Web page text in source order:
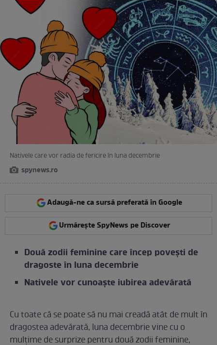
Nativele care vor radia de fericire în luna decembrie
spynews.ro
Adaugă-ne ca sursă preferată în Google
Urmărește SpyNews pe Discover
Două zodii feminine care încep povești de
dragoste în luna decembrie
Nativele vor cunoaște iubirea adevărată
Cu toate că se poate să nu mai creadă atât de mult în
dragostea adevărată, luna decembrie vine cu o
mulțime de surprize pentru două zodii feminine,